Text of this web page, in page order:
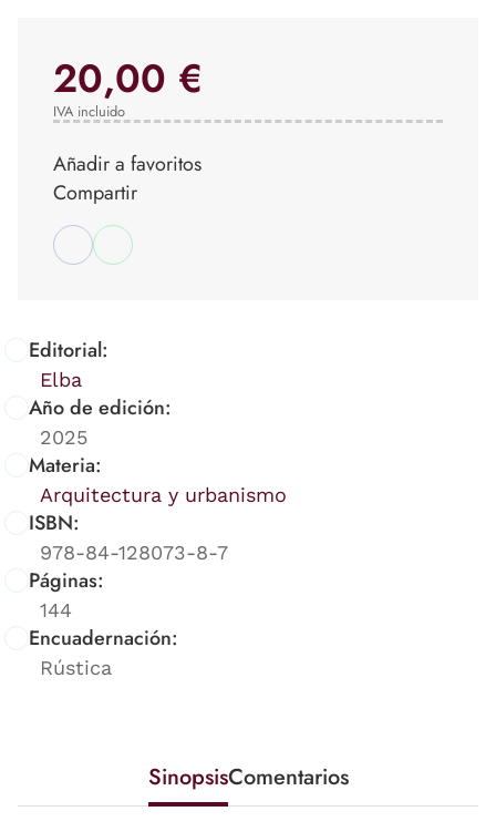
Editorial:
Elba
Año de edición:
2025
Materia:
Arquitectura y urbanismo
ISBN:
978-84-128073-8-7
Páginas:
144
Encuadernación:
Rústica
20,00 €
IVA incluido
Añadir a favoritos
Compartir
SinopsisComentarios